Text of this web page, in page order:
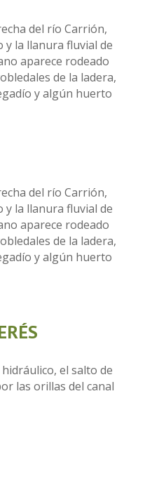
del río Carrión,
y la llanura fluvial de
aparece rodeado
de la ladera,
y algún huerto
del río Carrión,
y la llanura fluvial de
aparece rodeado
de la ladera,
y algún huerto
el salto de
las orillas del canal